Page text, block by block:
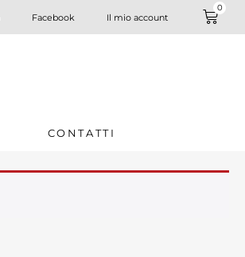
Facebook Il mio account
0
CONTATTI